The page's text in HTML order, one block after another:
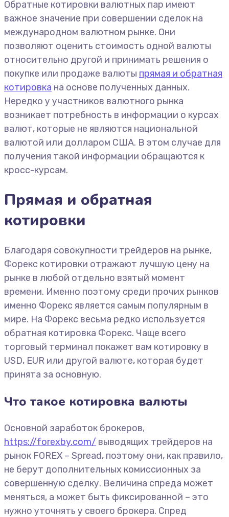
Обратные котировки валютных пар имеют
важное значение при совершении сделок на
международном валютном рынке. Они
позволяют оценить стоимость одной валюты
относительно другой и принимать решения о
покупке или продаже валюты прямая и обратная
котировка на основе полученных данных.
Нередко у участников валютного рынка
возникает потребность в информации о курсах
валют, которые не являются национальной
валютой или долларом США. В этом случае для
получения такой информации обращаются к
кросс-курсам.
Прямая и обратная
котировки
Благодаря совокупности трейдеров на рынке,
Форекс котировки отражают лучшую цену на
рынке в любой отдельно взятый момент
времени. Именно поэтому среди прочих рынков
именно Форекс является самым популярным в
мире. На Форекс весьма редко используется
обратная котировка Форекс. Чаще всего
торговый терминал покажет вам котировку в
USD, EUR или другой валюте, которая будет
принята за основную.
Что такое котировка валюты
Основной заработок брокеров,
https://forexby.com/ выводящих трейдеров на
рынок FOREX – Spread, поэтому они, как правило,
не берут дополнительных комиссионных за
совершенную сделку. Величина спреда может
меняться, а может быть фиксированной – это
нужно уточнять у своего брокера. Спред